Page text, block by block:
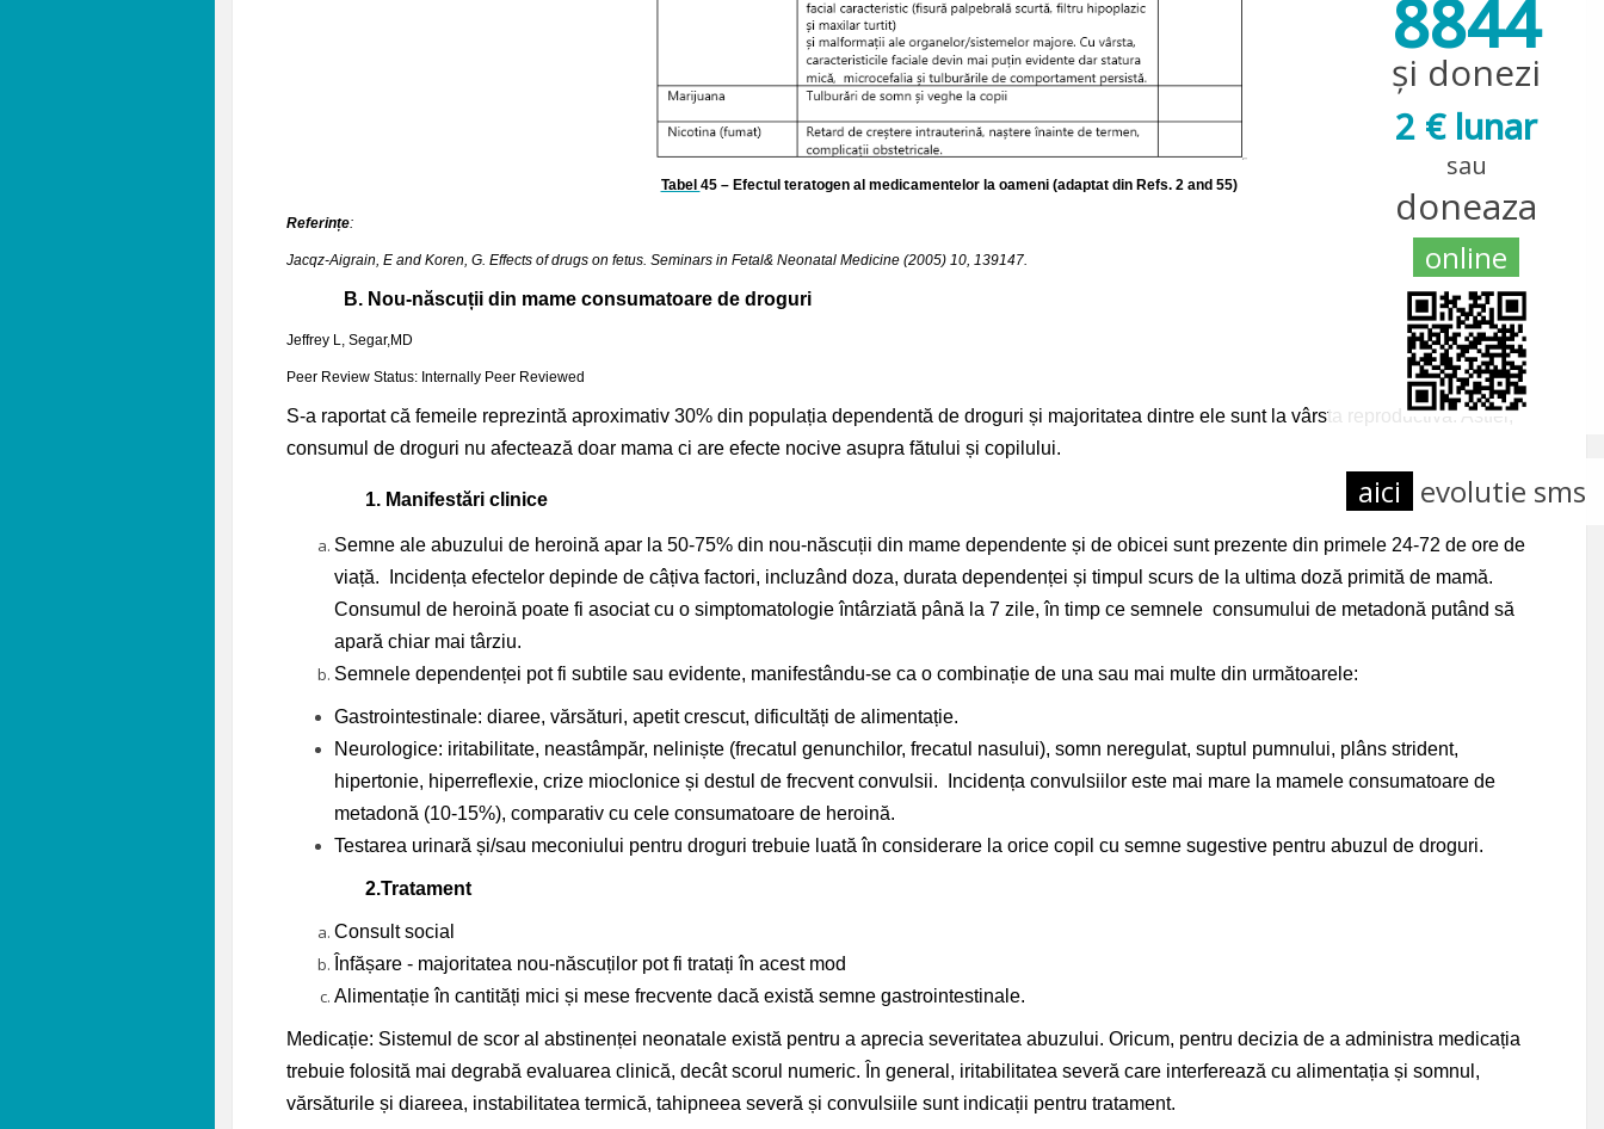
8844
și donezi
2 € lunar
sau
doneaza
online
aici evolutie sms
Tabel 45 – Efectul teratogen al medicamentelor la oameni (adaptat din Refs. 2 and 55)
Referințe:
Jacqz-Aigrain, E and Koren, G. Effects of drugs on fetus. Seminars in Fetal& Neonatal Medicine (2005) 10, 139147.
B. Nou-născuții din mame consumatoare de droguri
Jeffrey L, Segar,MD
Peer Review Status: Internally Peer Reviewed
S-a raportat că femeile reprezintă aproximativ 30% din populația dependentă de droguri și majoritatea dintre ele sunt la vârsta reproductivă. Astfel,
consumul de droguri nu afectează doar mama ci are efecte nocive asupra fătului și copilului.
1. Manifestări clinice
Semne ale abuzului de heroină apar la 50-75% din nou-născuții din mame dependente și de obicei sunt prezente din primele 24-72 de ore de
viață. Incidența efectelor depinde de câțiva factori, incluzând doza, durata dependenței și timpul scurs de la ultima doză primită de mamă.
Consumul de heroină poate fi asociat cu o simptomatologie întârziată până la 7 zile, în timp ce semnele consumului de metadonă putând să
apară chiar mai târziu.
Semnele dependenței pot fi subtile sau evidente, manifestându-se ca o combinație de una sau mai multe din următoarele:
Gastrointestinale: diaree, vărsături, apetit crescut, dificultăți de alimentație.
Neurologice: iritabilitate, neastâmpăr, neliniște (frecatul genunchilor, frecatul nasului), somn neregulat, suptul pumnului, plâns strident,
hipertonie, hiperreflexie, crize mioclonice și destul de frecvent convulsii. Incidența convulsiilor este mai mare la mamele consumatoare de
metadonă (10-15%), comparativ cu cele consumatoare de heroină.
Testarea urinară și/sau meconiului pentru droguri trebuie luată în considerare la orice copil cu semne sugestive pentru abuzul de droguri.
2.Tratament
Consult social
Înfășare - majoritatea nou-născuților pot fi tratați în acest mod
Alimentație în cantități mici și mese frecvente dacă există semne gastrointestinale.
Medicație: Sistemul de scor al abstinenței neonatale există pentru a aprecia severitatea abuzului. Oricum, pentru decizia de a administra medicația
trebuie folosită mai degrabă evaluarea clinică, decât scorul numeric. În general, iritabilitatea severă care interferează cu alimentația și somnul,
vărsăturile și diareea, instabilitatea termică, tahipneea severă și convulsiile sunt indicații pentru tratament.